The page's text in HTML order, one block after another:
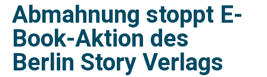
Abmahnung stoppt E-
Book-Aktion des
Berlin Story Verlags